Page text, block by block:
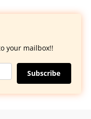
your mailbox!!
Subscribe